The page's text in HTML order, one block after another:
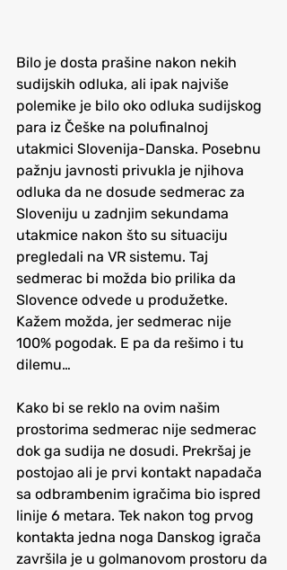
Bilo je dosta prašine nakon nekih
sudijskih odluka, ali ipak najviše
polemike je bilo oko odluka sudijskog
para iz Češke na polufinalnoj
utakmici Slovenija-Danska. Posebnu
pažnju javnosti privukla je njihova
odluka da ne dosude sedmerac za
Sloveniju u zadnjim sekundama
utakmice nakon što su situaciju
pregledali na VR sistemu. Taj
sedmerac bi možda bio prilika da
Slovence odvede u produžetke.
Kažem možda, jer sedmerac nije
100% pogodak. E pa da rešimo i tu
dilemu…
Kako bi se reklo na ovim našim
prostorima sedmerac nije sedmerac
dok ga sudija ne dosudi. Prekršaj je
postojao ali je prvi kontakt napadača
sa odbrambenim igračima bio ispred
linije 6 metara. Tek nakon tog prvog
kontakta jedna noga Danskog igrača
završila je u golmanovom prostoru da